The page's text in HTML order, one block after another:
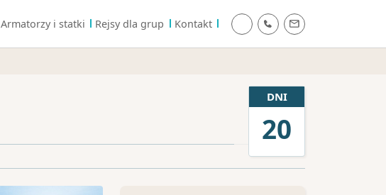
Armatorzy i statki Rejsy dla grup Kontakt
DNI
20